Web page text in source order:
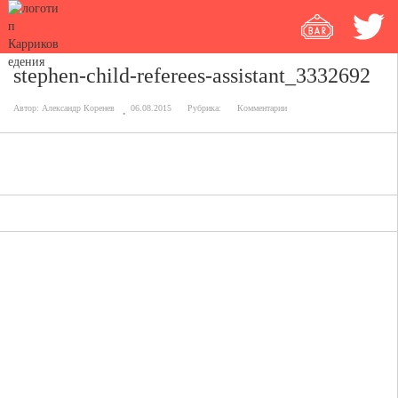
stephen-child-referees-assistant_3332692
Автор: Александр Коренев 06.08.2015 Рубрика: Комментарии